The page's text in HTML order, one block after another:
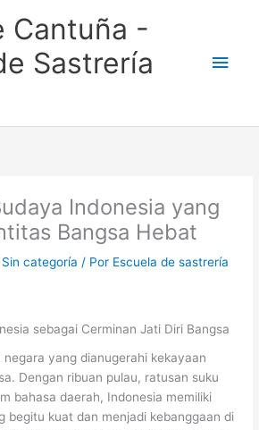
Cantuña -
Sastrería
Indonesia yang
Bangsa Hebat
Sin categoría / Por Escuela de sastrería
sebagai Cerminan Jati Diri Bangsa
negara yang dianugerahi kekayaan
Dengan ribuan pulau, ratusan suku
bahasa daerah, Indonesia memiliki
begitu kuat dan menjadi kebanggaan di